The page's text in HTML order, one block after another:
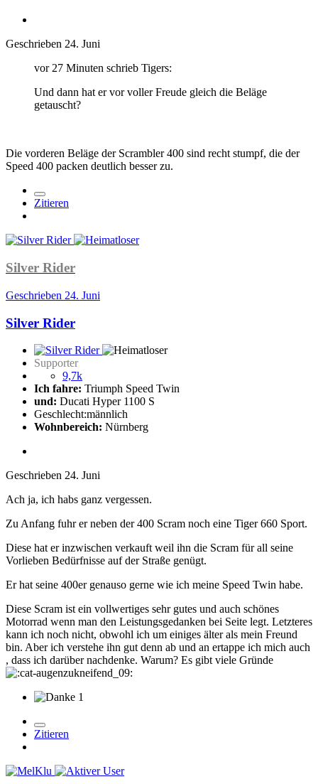
Geschrieben 24. Juni
vor 27 Minuten schrieb Tigers:
Und dann hat er vor voller Freude gleich die Beläge
getauscht?
Die vorderen Beläge der Scrambler 400 sind recht stumpf, die der
Speed 400 packen deutlich besser zu.
Zitieren
Silver Rider
Geschrieben 24. Juni
Silver Rider
Supporter
9,7k
Ich fahre: Triumph Speed Twin
und: Ducati Hyper 1100 S
Geschlecht:männlich
Wohnbereich: Nürnberg
Geschrieben 24. Juni
Ach ja, ich habs ganz vergessen.
Zu Anfang fuhr er neben der 400 Scram noch eine Tiger 660 Sport.
Diese hat er inzwischen verkauft weil ihn die Scram für all seine
Vorlieben Bedürfnisse auf der Straße genügt.
Er hat seine 400er genauso gerne wie ich meine Speed Twin habe.
Diese Scram ist ein vollwertiges sehr gutes und auch schönes
Motorrad wenn man den Leistungsgedanken bei Seite legt. Letzteres
kann ich noch nicht, obwohl ich um einiges älter als mein Freund
bin. Aber ich verstehe ihn gut denn ab und an ertappe ich mich auch
, dass ich darüber nachdenke. Warum? Es gibt viele Gründe
1
Zitieren